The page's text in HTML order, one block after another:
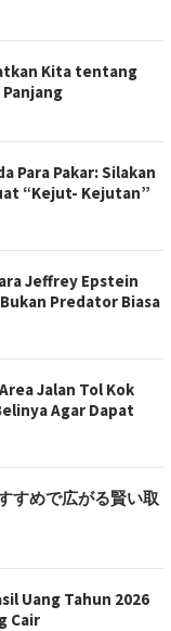
Kita tentang
Para Pakar: Silakan
“Kejut- Kejutan”
Jeffrey Epstein
Predator Biasa
Jalan Tol Kok
Agar Dapat
すめで広がる賢い取
Uang Tahun 2026
Cair